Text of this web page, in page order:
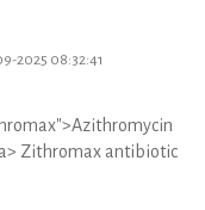
2025 08:32:41
Zithromax antibiotic